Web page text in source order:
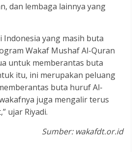
dan lembaga lainnya yang
Indonesia yang masih buta
Wakaf Mushaf Al-Quran
untuk memberantas buta
itu, ini merupakan peluang
buta huruf Al-
juga mengalir terus
ujar Riyadi.
Sumber: wakafdt.or.id